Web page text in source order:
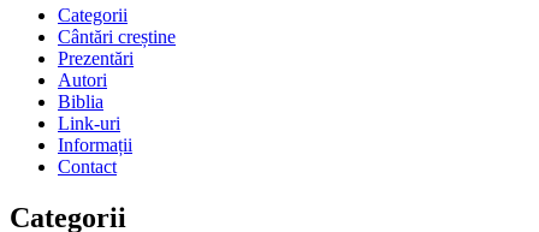
Categorii
Cântări creștine
Prezentări
Autori
Biblia
Link-uri
Informații
Contact
Categorii